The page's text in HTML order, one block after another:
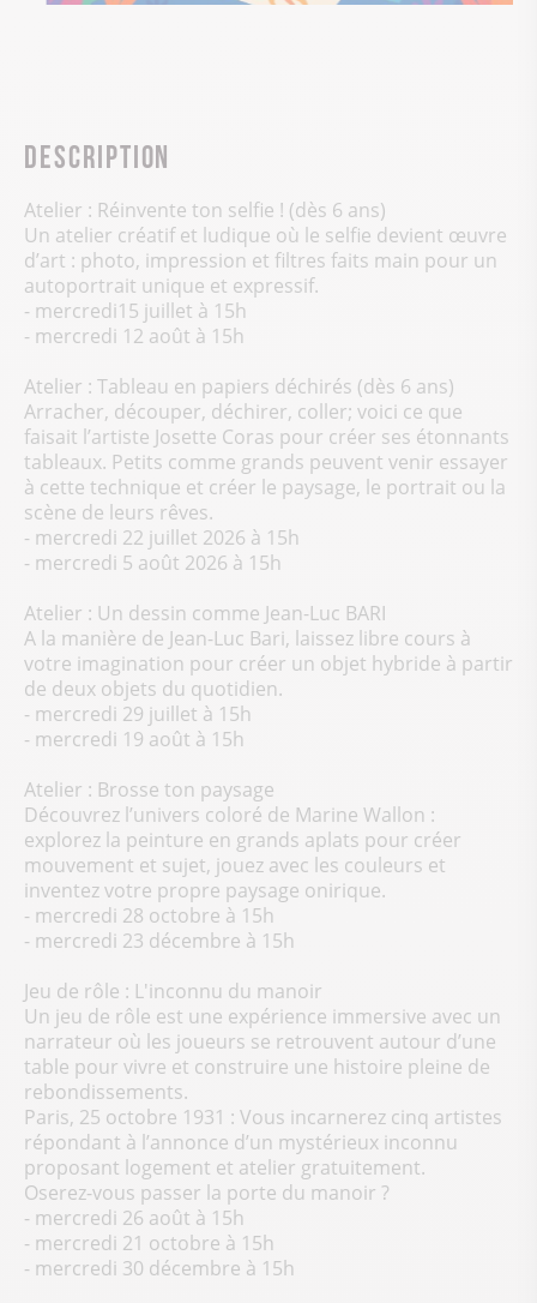
Description
Atelier : Réinvente ton selfie ! (dès 6 ans)
Un atelier créatif et ludique où le selfie devient œuvre
d’art : photo, impression et filtres faits main pour un
autoportrait unique et expressif.
- mercredi15 juillet à 15h
- mercredi 12 août à 15h
Atelier : Tableau en papiers déchirés (dès 6 ans)
Arracher, découper, déchirer, coller; voici ce que
faisait l’artiste Josette Coras pour créer ses étonnants
tableaux. Petits comme grands peuvent venir essayer
à cette technique et créer le paysage, le portrait ou la
scène de leurs rêves.
- mercredi 22 juillet 2026 à 15h
- mercredi 5 août 2026 à 15h
Atelier : Un dessin comme Jean-Luc BARI
A la manière de Jean-Luc Bari, laissez libre cours à
votre imagination pour créer un objet hybride à partir
de deux objets du quotidien.
- mercredi 29 juillet à 15h
- mercredi 19 août à 15h
Atelier : Brosse ton paysage
Découvrez l’univers coloré de Marine Wallon :
explorez la peinture en grands aplats pour créer
mouvement et sujet, jouez avec les couleurs et
inventez votre propre paysage onirique.
- mercredi 28 octobre à 15h
- mercredi 23 décembre à 15h
Jeu de rôle : L'inconnu du manoir
Un jeu de rôle est une expérience immersive avec un
narrateur où les joueurs se retrouvent autour d’une
table pour vivre et construire une histoire pleine de
rebondissements.
Paris, 25 octobre 1931 : Vous incarnerez cinq artistes
répondant à l’annonce d’un mystérieux inconnu
proposant logement et atelier gratuitement.
Oserez-vous passer la porte du manoir ?
- mercredi 26 août à 15h
- mercredi 21 octobre à 15h
- mercredi 30 décembre à 15h